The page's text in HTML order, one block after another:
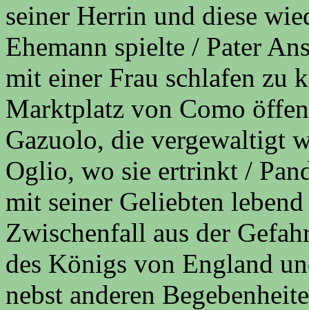
seiner Herrin und diese
Ehemann spielte / Pater
mit einer Frau schlafen zu
Marktplatz von Como
Gazuolo, die vergewaltigt
Oglio, wo sie ertrinkt /
mit seiner Geliebten
Zwischenfall aus der
des Königs von England
nebst anderen